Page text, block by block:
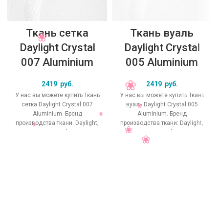
Ткань сетка
Daylight Crystal
007 Aluminium
2419 руб.
У нас вы можете купить Ткань
сетка Daylight Crystal 007
Aluminium. Бренд
производства ткани: Daylight,
коллекция Crystal, основной
Ткань вуаль
Daylight Crystal
005 Aluminium
2419 руб.
У нас вы можете купить Ткань
вуаль Daylight Crystal 005
Aluminium. Бренд
производства ткани: Daylight,
коллекция Crystal, основной
оригинальный цвет